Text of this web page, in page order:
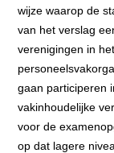
wijze waarop de
van het verslag
verenigingen in
gaan participeren
vakinhoudelijke
voor de
op dat lagere